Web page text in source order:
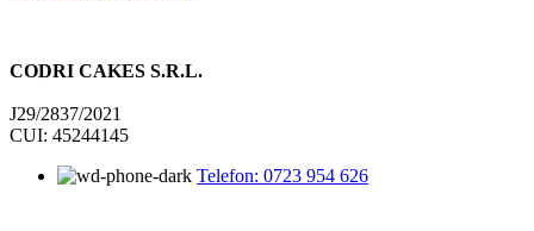
CODRI CAKES S.R.L.
J29/2837/2021
CUI: 45244145
Telefon: 0723 954 626